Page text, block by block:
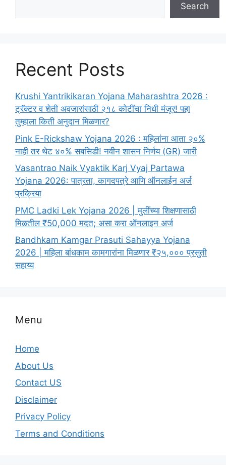
Search
Recent Posts
Krushi Yantrikikaran Yojana Maharashtra 2026 :
ट्रॅक्टर व शेती अवजारांसाठी २१८ कोटींचा निधी मंजूर! पहा
तुम्हाला किती अनुदान मिळणार?
Pink E-Rickshaw Yojana 2026 : महिलांना आता २०%
नाही तर थेट ४०% सबसिडी! नवीन शासन निर्णय (GR) जारी
Vasantrao Naik Vyaktik Karj Vyaj Partawa
Yojana 2026: पात्रता, कागदपत्रे आणि ऑनलाईन अर्ज
प्रक्रिया
PMC Ladki Lek Yojana 2026 | मुलींच्या शिक्षणासाठी
मिळतील ₹50,000 मदत; असा करा ऑनलाइन अर्ज
Bandhkam Kamgar Prasuti Sahayya Yojana
2026 | महिला बांधकाम कामगारांना मिळणार ₹२५,००० प्रसुती
सहाय्य
Menu
Home
About Us
Contact US
Disclaimer
Privacy Policy
Terms and Conditions